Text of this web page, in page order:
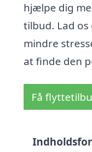
hjælpe dig
tilbud. Lad
mindre
at finde den
Få